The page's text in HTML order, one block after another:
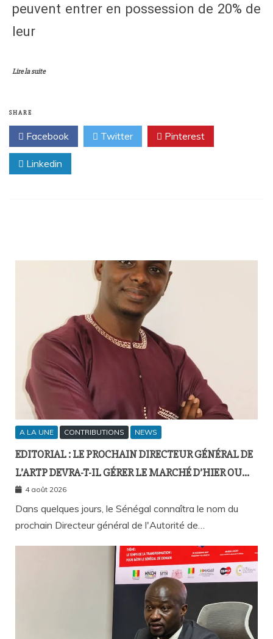
peuvent entrer en possession de 20% de
leur
Lire la suite
SHARE
Facebook Twitter Pinterest
Linkedin
A LA UNE CONTRIBUTIONS NEWS
EDITORIAL : LE PROCHAIN DIRECTEUR GÉNÉRAL DE
L’ARTP DEVRA-T-IL GÉRER LE MARCHÉ D’HIER OU
CELUI DE DEMAIN ?
4 août 2026
Dans quelques jours, le Sénégal connaîtra le nom du
prochain Directeur général de l'Autorité de…